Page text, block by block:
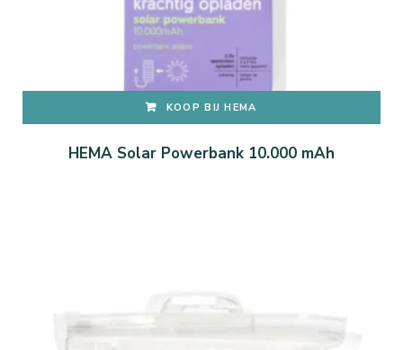
KOOP BIJ HEMA
HEMA Solar Powerbank 10.000 mAh